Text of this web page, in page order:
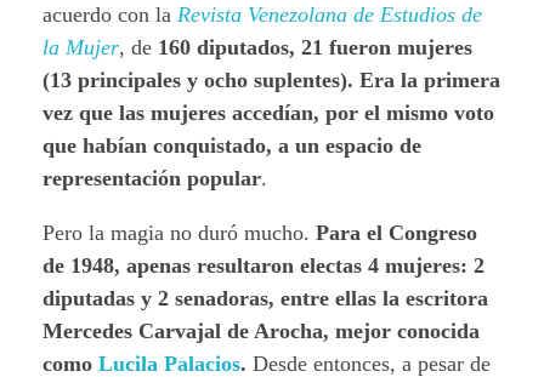
acuerdo con la Revista Venezolana de Estudios de
la Mujer, de 160 diputados, 21 fueron mujeres
(13 principales y ocho suplentes). Era la primera
vez que las mujeres accedían, por el mismo voto
que habían conquistado, a un espacio de
representación popular.
Pero la magia no duró mucho. Para el Congreso
de 1948, apenas resultaron electas 4 mujeres: 2
diputadas y 2 senadoras, entre ellas la escritora
Mercedes Carvajal de Arocha, mejor conocida
como Lucila Palacios. Desde entonces, a pesar de